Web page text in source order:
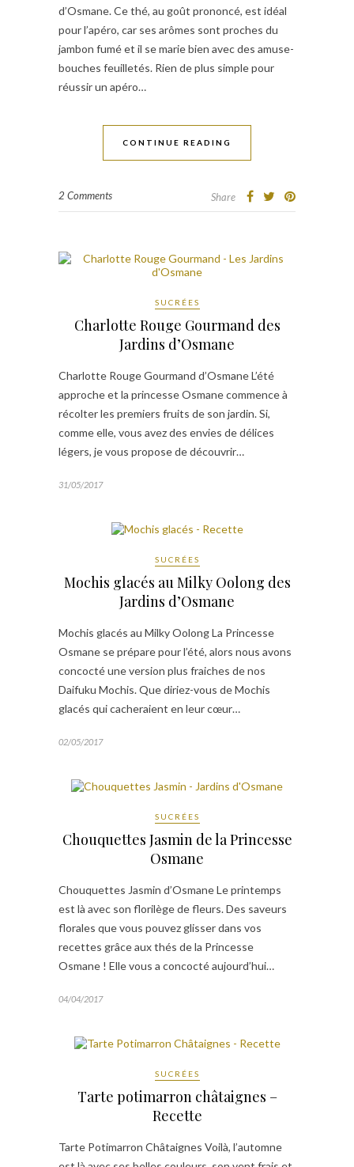
d’Osmane. Ce thé, au goût prononcé, est idéal
pour l’apéro, car ses arômes sont proches du
jambon fumé et il se marie bien avec des amuse-
bouches feuilletés. Rien de plus simple pour
réussir un apéro…
CONTINUE READING
2 Comments Share
SUCRÉES
Charlotte Rouge Gourmand des
Jardins d’Osmane
Charlotte Rouge Gourmand d’Osmane L’été
approche et la princesse Osmane commence à
récolter les premiers fruits de son jardin. Si,
comme elle, vous avez des envies de délices
légers, je vous propose de découvrir…
31/05/2017
SUCRÉES
Mochis glacés au Milky Oolong des
Jardins d’Osmane
Mochis glacés au Milky Oolong La Princesse
Osmane se prépare pour l’été, alors nous avons
concocté une version plus fraiches de nos
Daifuku Mochis. Que diriez-vous de Mochis
glacés qui cacheraient en leur cœur…
02/05/2017
SUCRÉES
Chouquettes Jasmin de la Princesse
Osmane
Chouquettes Jasmin d’Osmane Le printemps
est là avec son florilège de fleurs. Des saveurs
florales que vous pouvez glisser dans vos
recettes grâce aux thés de la Princesse
Osmane ! Elle vous a concocté aujourd’hui…
04/04/2017
SUCRÉES
Tarte potimarron châtaignes –
Recette
Tarte Potimarron Châtaignes Voilà, l’automne